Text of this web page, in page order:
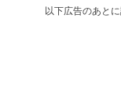
以下広告のあと